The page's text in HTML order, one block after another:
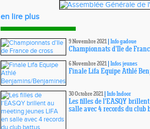
en lire plus
9 Novembre 2021 Info gadoue
Championnats d’Ile de
6 Novembre 2021 Infos jeunes
Finale Lifa Equipe Athlé
30 Octobre 2021 Info Indoor
Les filles de l'EASQY
salle avec 4 records du club